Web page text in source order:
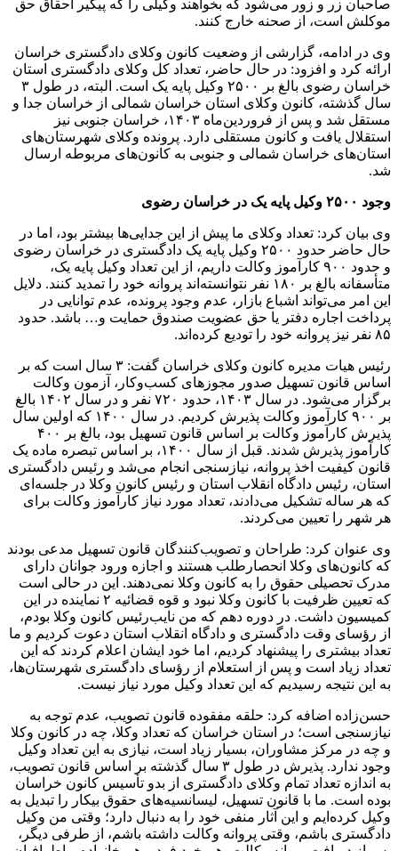
صاحبان زر و زور می‌شود که بخواهند وکیلی را که پیگیر احقاق حق
موکلش است، از صحنه خارج کنند.
وی در ادامه، گزارشی از وضعیت کانون وکلای دادگستری خراسان
ارائه کرد و افزود: در حال حاضر، تعداد کل وکلای دادگستری استان
خراسان رضوی بالغ بر ۲۵۰۰ وکیل پایه یک است. البته، در طول ۳
سال گذشته، کانون وکلای استان خراسان شمالی از خراسان جدا و
مستقل شد و پس از فروردین‌ماه ۱۴۰۳، خراسان جنوبی نیز
استقلال یافت و کانون مستقلی دارد. پرونده وکلای شهرستان‌های
استان‌های خراسان شمالی و جنوبی به کانون‌های مربوطه ارسال
شد.
وجود ۲۵۰۰ وکیل پایه یک در خراسان رضوی
وی بیان کرد: تعداد وکلای ما پیش از این جدایی‌ها بیشتر بود، اما در
حال حاضر حدود ۲۵۰۰ وکیل پایه یک دادگستری در خراسان رضوی
و حدود ۹۰۰ کارآموز وکالت داریم، از این تعداد وکیل پایه یک،
متأسفانه بالغ بر ۱۸۰ نفر نتوانسته‌اند پروانه خود را تمدید کنند. دلایل
این امر می‌تواند اشباع بازار، عدم وجود پرونده، عدم توانایی در
پرداخت اجاره دفتر یا حق عضویت صندوق حمایت و… باشد. حدود
۸۵ نفر نیز پروانه خود را تودیع کرده‌اند.
رئیس هیات مدیره کانون وکلای خراسان گفت: ۳ سال است که بر
اساس قانون تسهیل صدور مجوزهای کسب‌وکار، آزمون وکالت
برگزار می‌شود. در سال ۱۴۰۳، حدود ۷۲۰ نفر و در سال ۱۴۰۲ بالغ
بر ۹۰۰ کارآموز وکالت پذیرش کردیم. در سال ۱۴۰۰ که اولین سال
پذیرش کارآموز وکالت بر اساس قانون تسهیل بود، بالغ بر ۴۰۰
کارآموز پذیرش شدند. قبل از سال ۱۴۰۰، بر اساس تبصره ماده یک
قانون کیفیت اخذ پروانه، نیازسنجی انجام می‌شد و رئیس دادگستری
استان، رئیس دادگاه انقلاب استان و رئیس کانون وکلا در جلسه‌ای
که هر ساله تشکیل می‌دادند، تعداد مورد نیاز کارآموز وکالت برای
هر شهر را تعیین می‌کردند.
وی عنوان کرد: طراحان و تصویب‌کنندگان قانون تسهیل مدعی بودند
که کانون‌های وکلا انحصارطلب هستند و اجازه ورود جوانان دارای
مدرک تحصیلی حقوق را به کانون وکلا نمی‌دهند. این در حالی است
که تعیین ظرفیت با کانون وکلا نبود و قوه قضائیه ۲ نماینده در این
کمیسیون داشت. در دوره دهم که من نایب‌رئیس کانون وکلا بودم،
از رؤسای وقت دادگستری و دادگاه انقلاب استان دعوت کردیم و ما
تعداد بیشتری را پیشنهاد کردیم، اما خود ایشان اعلام کردند که این
تعداد زیاد است و پس از استعلام از رؤسای دادگستری شهرستان‌ها،
به این نتیجه رسیدیم که این تعداد وکیل مورد نیاز نیست.
حسن‌زاده اضافه کرد: حلقه مفقوده قانون تصویب، عدم توجه به
نیازسنجی است؛ در استان خراسان که تعداد وکلا، چه در کانون وکلا
و چه در مرکز مشاوران، بسیار زیاد است، نیازی به این تعداد وکیل
وجود ندارد. پذیرش در طول ۳ سال گذشته بر اساس قانون تصویب،
به اندازه تعداد تمام وکلای دادگستری از بدو تأسیس کانون خراسان
بوده است. ما با قانون تسهیل، لیسانسیه‌های حقوق بیکار را تبدیل به
وکیل کرده‌ایم و این آثار منفی خود را به دنبال دارد؛ وقتی من وکیل
دادگستری باشم، وقتی پروانه وکالت داشته باشم، از طرفی دیگر،